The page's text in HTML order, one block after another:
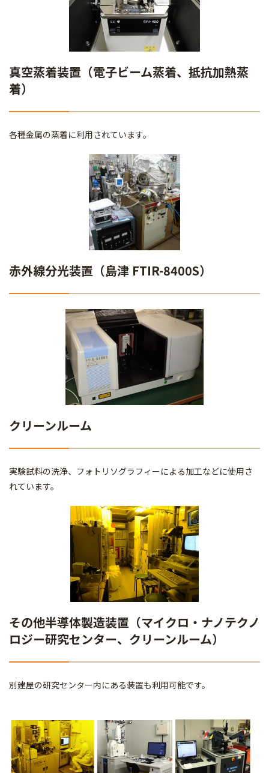
真空蒸着装置（電子ビーム蒸着、抵抗加熱蒸
着）
各種金属の蒸着に利用されています。
赤外線分光装置（島津 FTIR-8400S）
クリーンルーム
実験試料の洗浄、フォトリソグラフィーによる加工などに使用さ
れています。
その他半導体製造装置（マイクロ・ナノテクノ
ロジー研究センター、クリーンルーム）
別建屋の研究センター内にある装置も利用可能です。